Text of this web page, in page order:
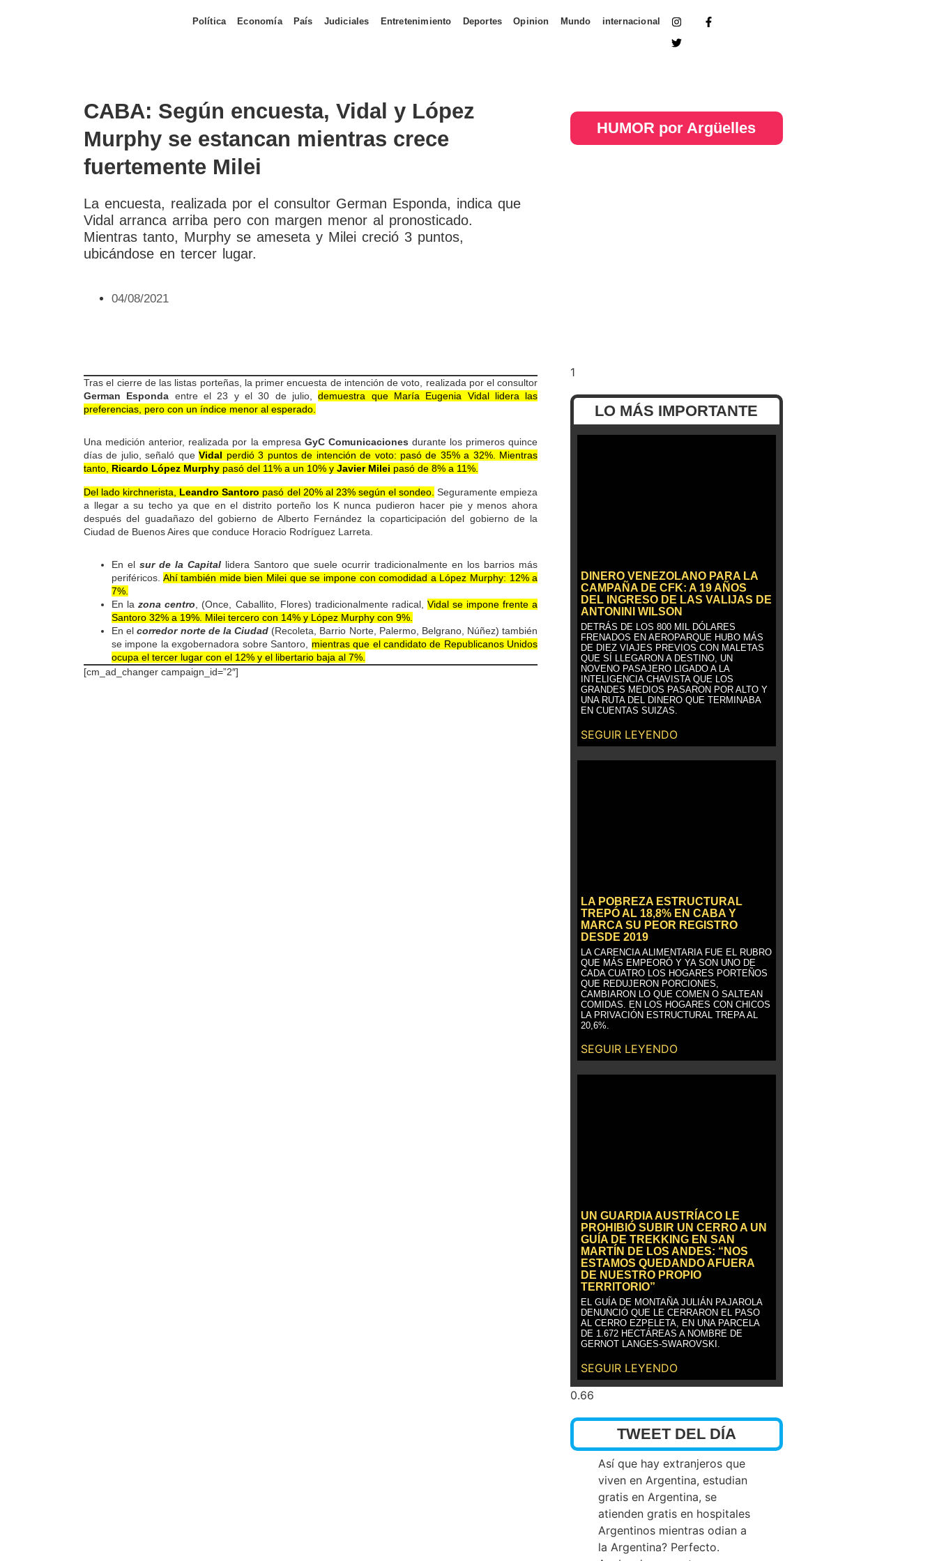
Política Economía País Judiciales Entretenimiento Deportes Opinion Mundo internacional
CABA: Según encuesta, Vidal y López
Murphy se estancan mientras crece
fuertemente Milei
La encuesta, realizada por el consultor German Esponda, indica que
Vidal arranca arriba pero con margen menor al pronosticado.
Mientras tanto, Murphy se ameseta y Milei creció 3 puntos,
ubicándose en tercer lugar.
04/08/2021
Tras el cierre de las listas porteñas, la primer encuesta de intención de voto, realizada por el consultor
German Esponda entre el 23 y el 30 de julio,demuestra que María Eugenia Vidal lidera las
preferencias, pero con un índice menor al esperado.
Una medición anterior, realizada por la empresa GyC Comunicaciones durante los primeros quince
días de julio, señaló queVidal perdió 3 puntos de intención de voto: pasó de 35% a 32%. Mientras
tanto, Ricardo López Murphy pasó del 11% a un 10% y Javier Milei pasó de 8% a 11%.
Del lado kirchnerista, Leandro Santoro pasó del 20% al 23% según el sondeo. Seguramente empieza
a llegar a su techo ya que en el distrito porteño los K nunca pudieron hacer pie y menos ahora
después del guadañazo del gobierno de Alberto Fernández la coparticipación del gobierno de la
Ciudad de Buenos Aires que conduce Horacio Rodríguez Larreta.
En elsur de la Capital lidera Santoro que suele ocurrir tradicionalmente en los barrios más
periféricos. Ahí también mide bien Milei que se impone con comodidad a López Murphy: 12% a
7%.
En la zona centro , (Once, Caballito, Flores) tradicionalmente radical, Vidal se impone frente a
Santoro 32% a 19%. Milei tercero con 14% y López Murphy con 9%.
En elcorredor norte de la Ciudad (Recoleta, Barrio Norte, Palermo, Belgrano, Núñez) también
se impone la exgobernadora sobre Santoro, mientras que el candidato de Republicanos Unidos
ocupa el tercer lugar con el 12% y el libertario baja al 7%.
[cm_ad_changer campaign_id=”2″]
HUMOR por Argüelles​
LO MÁS IMPORTANTE
DINERO VENEZOLANO PARA LA
CAMPAÑA DE CFK: A 19 AÑOS
DEL INGRESO DE LAS VALIJAS DE
ANTONINI WILSON
DETRÁS DE LOS 800 MIL DÓLARES
FRENADOS EN AEROPARQUE HUBO MÁS
DE DIEZ VIAJES PREVIOS CON MALETAS
QUE SÍ LLEGARON A DESTINO, UN
NOVENO PASAJERO LIGADO A LA
INTELIGENCIA CHAVISTA QUE LOS
GRANDES MEDIOS PASARON POR ALTO Y
UNA RUTA DEL DINERO QUE TERMINABA
EN CUENTAS SUIZAS.
SEGUIR LEYENDO
LA POBREZA ESTRUCTURAL
TREPÓ AL 18,8% EN CABA Y
MARCA SU PEOR REGISTRO
DESDE 2019
LA CARENCIA ALIMENTARIA FUE EL RUBRO
QUE MÁS EMPEORÓ Y YA SON UNO DE
CADA CUATRO LOS HOGARES PORTEÑOS
QUE REDUJERON PORCIONES,
CAMBIARON LO QUE COMEN O SALTEAN
COMIDAS. EN LOS HOGARES CON CHICOS
LA PRIVACIÓN ESTRUCTURAL TREPA AL
20,6%.
SEGUIR LEYENDO
UN GUARDIA AUSTRÍACO LE
PROHIBIÓ SUBIR UN CERRO A UN
GUÍA DE TREKKING EN SAN
MARTÍN DE LOS ANDES: “NOS
ESTAMOS QUEDANDO AFUERA
DE NUESTRO PROPIO
TERRITORIO”
EL GUÍA DE MONTAÑA JULIÁN PAJAROLA
DENUNCIÓ QUE LE CERRARON EL PASO
AL CERRO EZPELETA, EN UNA PARCELA
DE 1.672 HECTÁREAS A NOMBRE DE
GERNOT LANGES-SWAROVSKI.
SEGUIR LEYENDO
TWEET DEL DÍA
Así que hay extranjeros que
viven en Argentina, estudian
gratis en Argentina, se
atienden gratis en hospitales
Argentinos mientras odian a
la Argentina? Perfecto.